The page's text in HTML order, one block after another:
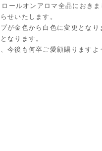
ールオンアロマ全品におき
せいたします。
が金色から白色に変更となり
なります。
今後も何卒ご愛顧賜りますよ